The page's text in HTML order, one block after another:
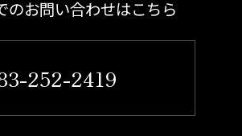
のお問い合わせはこちら
252-2419